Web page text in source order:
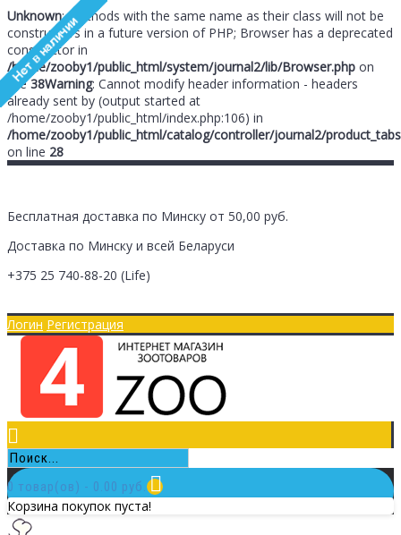
Unknown: Methods with the same name as their class will not be
constructors in a future version of PHP; Browser has a deprecated
constructor in
/home/zooby1/public_html/system/journal2/lib/Browser.php on
line38Warning: Cannot modify header information - headers
already sent by (output started at
/home/zooby1/public_html/index.php:106) in
/home/zooby1/public_html/catalog/controller/journal2/
on line 28
Бесплатная доставка по Минску от 50,00 руб.
Доставка по Минску и всей Беларуси
+375 25 740-88-20 (Life)
Логин Регистрация
0 товар(ов) - 0.00 руб.
Корзина покупок пуста!